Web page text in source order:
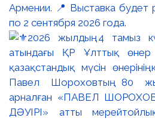
Армении. 📍 Выставка будет
по 2 сентября 2026 года.